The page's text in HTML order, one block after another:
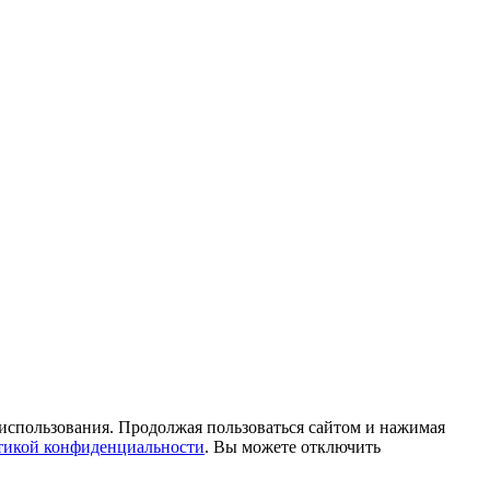
Продолжая пользоваться сайтом и нажимая
конфиденциальности. Вы можете отключить